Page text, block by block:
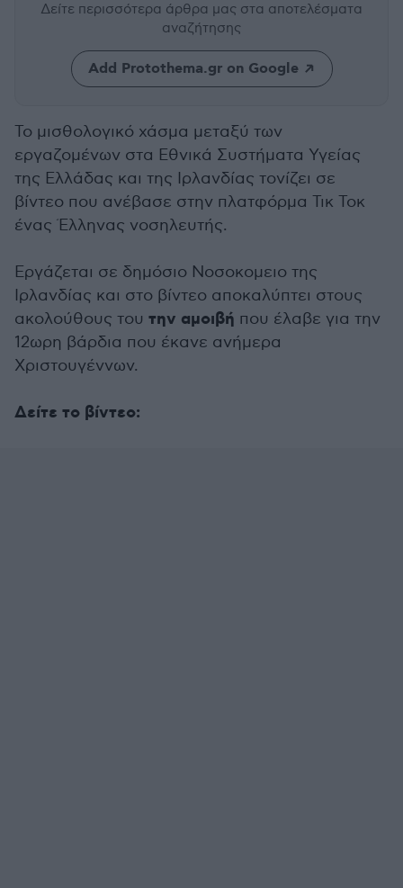
Δείτε περισσότερα άρθρα μας στα αποτελέσματα
αναζήτησης
Add Protothema.gr on Google
Το μισθολογικό χάσμα μεταξύ των
εργαζομένων στα Εθνικά Συστήματα Υγείας
της Ελλάδας και της Ιρλανδίας τονίζει σε
βίντεο που ανέβασε στην πλατφόρμα Τικ Τοκ
ένας Έλληνας νοσηλευτής.
Εργάζεται σε δημόσιο Νοσοκομειο της
Ιρλανδίας και στο βίντεο αποκαλύπτει στους
ακολούθους του την αμοιβή που έλαβε για την
12ωρη βάρδια που έκανε ανήμερα
Χριστουγέννων.
Δείτε το βίντεο: